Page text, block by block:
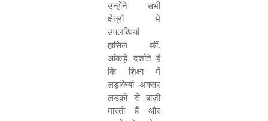
उन्होंने सभी
क्षेत्रों में
उपलब्धियां
हासिल कीं.
आंकड़े दर्शाते हैं
कि शिक्षा में
लड़कियां अक्सर
लडक़ों से बाज़ी
मारती हैं और